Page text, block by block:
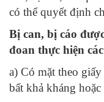
có thể quyết định
Bị can, bị cáo
đoan thực hiện
a) Có mặt theo
bất khả kháng